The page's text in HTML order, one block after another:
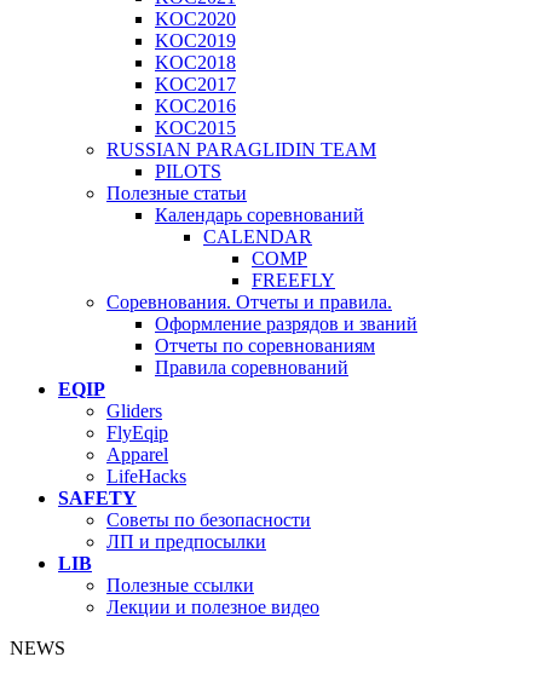
KOC2020
KOC2019
KOC2018
KOC2017
KOC2016
KOC2015
RUSSIAN PARAGLIDIN TEAM
PILOTS
Полезные статьи
Календарь соревнований
CALENDAR
COMP
FREEFLY
Соревнования. Отчеты и правила.
Оформление разрядов и званий
Отчеты по соревнованиям
Правила соревнований
EQIP
Gliders
FlyEqip
Apparel
LifeHacks
SAFETY
Советы по безопасности
ЛП и предпосылки
LIB
Полезные ссылки
Лекции и полезное видео
NEWS